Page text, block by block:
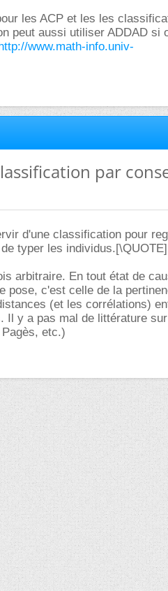
les ACP et les les
peut aussi utiliser ADDAD si
www.math-info.univ-
par
d'une classification pour
typer les individus.[\QUOTE]
arbitraire. En tout état de
pose, c'est celle de la
(et les corrélations)
Il y a pas mal de littérature
etc.)